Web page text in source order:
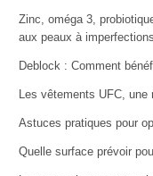
Zinc, oméga 3,
aux peaux à
Deblock : Comment
Les vêtements UFC,
Astuces pratiques pour
Quelle surface prévoir